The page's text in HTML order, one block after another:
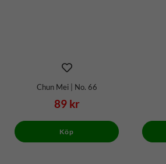
Chun Mei | No. 66
89 kr
Köp